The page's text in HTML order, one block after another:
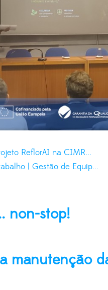
Ref‌lorAI na CIMR...
| Gestão de Equip...
non-stop!
manutenção